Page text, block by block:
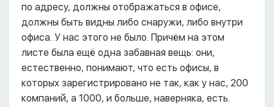
по адресу, должны отображаться в офисе,
должны быть видны либо снаружи, либо внутри
офиса. У нас этого не было. Причём на этом
листе была ещё одна забавная вещь: они,
естественно, понимают, что есть офисы, в
которых зарегистрировано не так, как у нас, 200
компаний, а 1000, и больше, наверняка, есть.